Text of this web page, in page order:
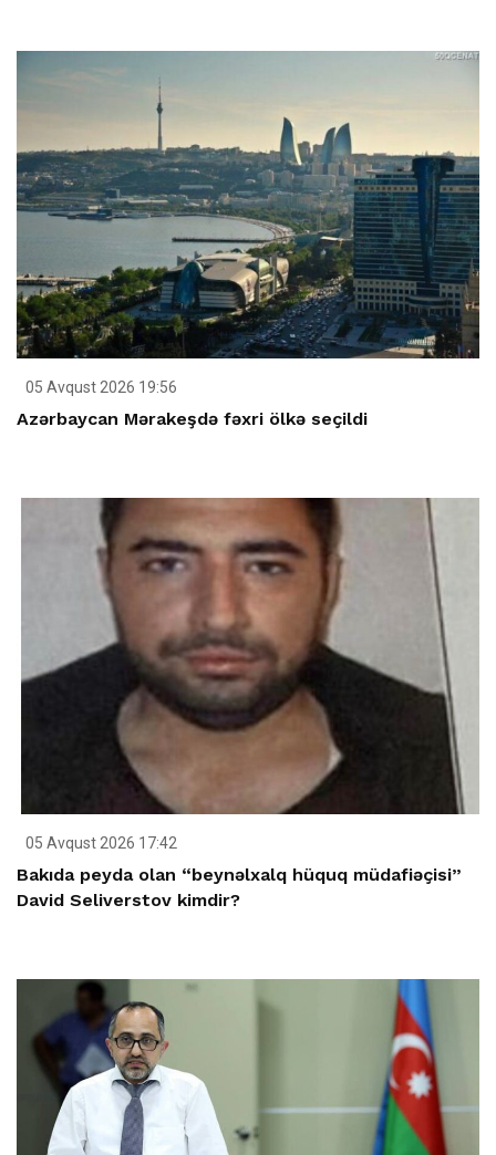
05 Avqust 2026 19:56
Azərbaycan Mərakeşdə fəxri ölkə seçildi
05 Avqust 2026 17:42
Bakıda peyda olan “beynəlxalq hüquq müdafiəçisi”
David Seliverstov kimdir?